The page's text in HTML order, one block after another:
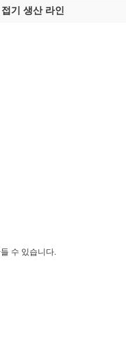
기 생산 라인
수 있습니다.